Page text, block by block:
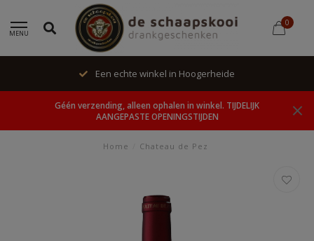
MENU
0
Een echte winkel in Hoogerheide
Géén verzending, alleen ophalen in winkel. TIJDELIJK
AANGEPASTE OPENINGSTIJDEN
Home Chateau de Pez